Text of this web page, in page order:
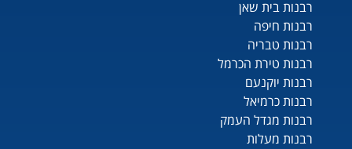
רבנות בית שאן
רבנות חיפה
רבנות טבריה
רבנות טירת הכרמל
רבנות יוקנעם
רבנות כרמיאל
רבנות מגדל העמק
רבנות מעלות